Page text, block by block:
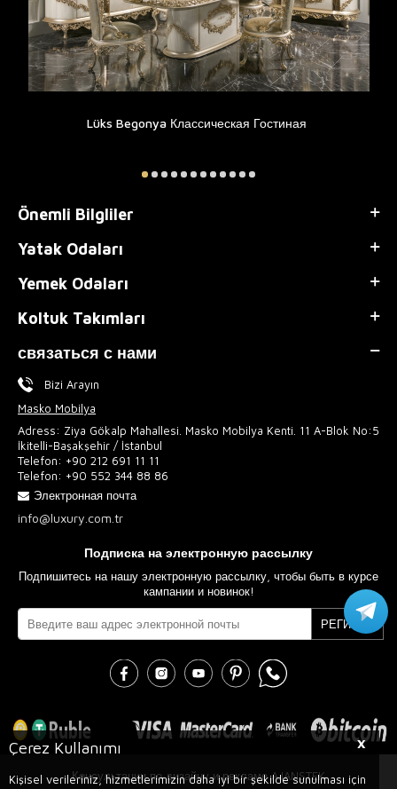
X
Çerez Kullanımı
Kişisel verileriniz, hizmetlerimizin daha iyi bir şekilde sunulması için
Lüks Begonya Классическая Гостиная
Önemli Bilgliler
Yatak Odaları
Yemek Odaları
Koltuk Takımları
связаться с нами
Bizi Arayın
Masko Mobilya
Adress: Ziya Gökalp Mahallesi. Masko Mobilya Kenti. 11 A-Blok No:5
İkitelli-Başakşehir / İstanbul
Telefon: +90 212 691 11 11
Telefon: +90 552 344 88 86
Электронная почта
info@luxury.com.tr
Подписка на электронную рассылку
Подпишитесь на нашу электронную рассылку, чтобы быть в курсе
кампании и новинок!
РЕГИСТР
Консультации по дизайну и рекламе AJANSTEK